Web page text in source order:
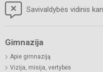
Savivaldybės vidinis
Gimnazija
Apie gimnaziją
Vizija, misija, vertybės